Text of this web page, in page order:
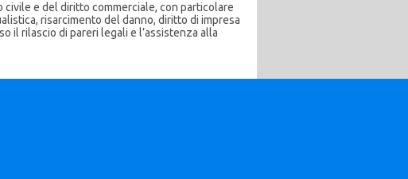
e del diritto commerciale, con particolare
risarcimento del danno, diritto di impresa
il rilascio di pareri legali e l’assistenza alla